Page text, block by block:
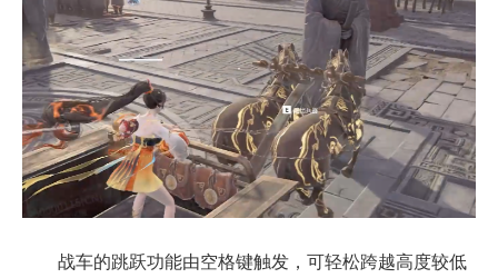
战车的跳跃功能由空格键触发，可轻松跨越高度较低